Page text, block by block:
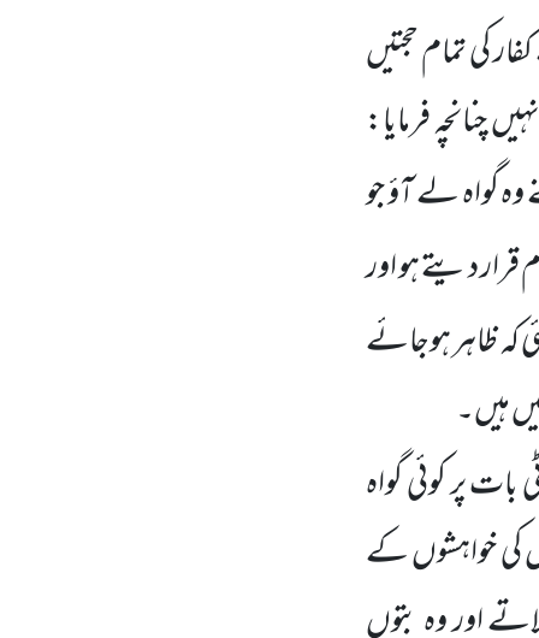
کی تمام حجتیں
چنانچہ فرمایا:
گواہ لے آؤ جو
دیتے ہو اور
کہ ظاہر ہوجائے
ہیں۔
بات پر کوئی گواہ
کی خواہشوں کے
اور وہ بتوں